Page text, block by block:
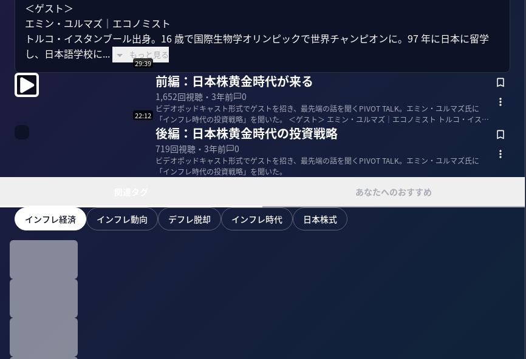
＜ゲスト＞
エミン・ユルマズ｜エコノミスト
トルコ・イスタンブール出身。16 歳で国際生物学オリンピックで世界チャンピオンに。97 年に日本に留学
し、日本語学校に...
もっと見る
29:39
前編：日本株黄金時代が来る
1,652回視聴・ 3年前 0
ビデオポッドキャスト形式でゲストを招き、最先端の話を聞くPIVOT TALK。エミン・ユルマズ氏に
「インフレ時代の投資戦略」を聞いた。 ＜ゲスト＞ エミン・ユルマズ｜エコノミスト トルコ・イスタ
ンブ...
22:12
後編：日本株黄金時代の投資戦略
719回視聴・ 3年前 0
ビデオポッドキャスト形式でゲストを招き、最先端の話を聞くPIVOT TALK。エミン・ユルマズ氏に
「インフレ時代の投資戦略」を聞いた。
あなたへのおすすめ
インフレ経済 インフレ動向 デフレ脱却 インフレ時代 日本株式